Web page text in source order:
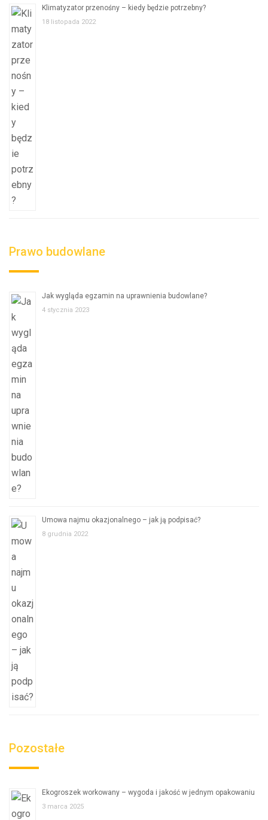
Klimatyzator przenośny – kiedy będzie potrzebny?
18 listopada 2022
Prawo budowlane
Jak wygląda egzamin na uprawnienia budowlane?
4 stycznia 2023
Umowa najmu okazjonalnego – jak ją podpisać?
8 grudnia 2022
Pozostałe
Ekogroszek workowany – wygoda i jakość w jednym opakowaniu
3 marca 2025